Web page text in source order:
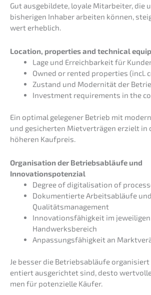
Gut ausge­bil­de­te, loyale Mitar­bei­ter, die
bishe­ri­gen Inhaber arbei­ten können,
wert erheblich.
Locati­on, proper­ties and techni­cal
Lage und Erreich­bar­keit für
Owned or rented proper­ties (incl.
Zustand und Moder­ni­tät der
Invest­ment requi­re­ments in the
Ein optimal gelege­ner Betrieb mit
und gesicher­ten Mietver­trä­gen erzielt in
höheren Kaufpreis.
Organi­sa­ti­on der Betriebs­ab­läu­fe und
Innovationspotenzial
Degree of digita­li­sa­ti­on of
Dokumen­tier­te Arbeits­ab­läu­fe und
Qualitätsmanagement
Innova­ti­ons­fä­hig­keit im jewei­li­gen
Handwerksbereich
Anpas­sungs­fä­hig­keit an
Je besser die Betriebs­ab­läu­fe
en­tiert ausge­rich­tet sind, desto
men für poten­zi­el­le Käufer.